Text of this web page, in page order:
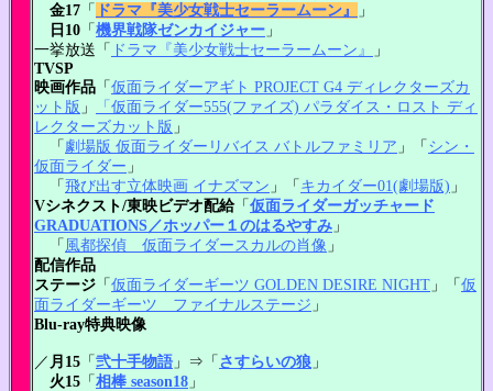
金17 「 ドラマ『美少女戦士セーラームーン』
」
日10 「機界戦隊ゼンカイジャー 」
一挙放送「 ドラマ『美少女戦士セーラームーン』
」
TVSP
映画作品 「仮面ライダーアギト PROJECT G4 ディレクターズカ
ット版 」
「仮面ライダー555(ファイズ) パラダイス・ロスト ディ
レクターズカット版 」
「 劇場版 仮面ライダーリバイス バトルファミリア 」「 シン・
仮面ライダー 」
「飛び出す立体映画 イナズマン 」「 キカイダー01(劇場版) 」
Vシネクスト/東映ビデオ配給「仮面ライダーガッチャード
GRADUATIONS／ホッパー１のはるやすみ 」
「 風都探偵 仮面ライダースカルの肖像 」
配信作品
ステージ 「仮面ライダーギーツ GOLDEN DESIRE NIGHT 」「仮
面ライダーギーツ ファイナルステージ 」
Blu-ray特典映像
／ 月15 「弐十手物語 」⇒「 さすらいの狼 」
火15 「相棒 season18 」